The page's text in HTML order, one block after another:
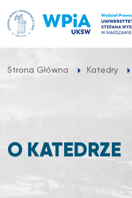
do
treści
Strona Główna Katedry
O KATEDRZE